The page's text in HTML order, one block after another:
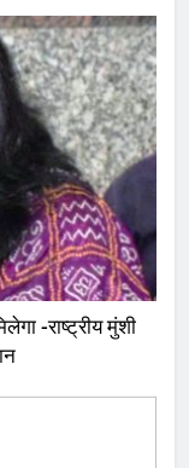
-राष्ट्रीय मुंशी